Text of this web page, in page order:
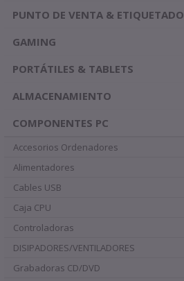
PUNTO DE VENTA & ETIQUETADO
GAMING
PORTÁTILES & TABLETS
ALMACENAMIENTO
COMPONENTES PC
Accesorios Ordenadores
Alimentadores
Cables USB
Caja CPU
Controladoras
DISIPADORES/VENTILADORES
Grabadoras CD/DVD